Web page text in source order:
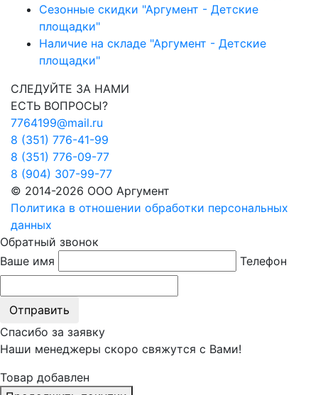
Сезонные скидки "Аргумент - Детские
площадки"
Наличие на складе "Аргумент - Детские
площадки"
СЛЕДУЙТЕ ЗА НАМИ
ЕСТЬ ВОПРОСЫ?
7764199@mail.ru
8 (351) 776-41-99
8 (351) 776-09-77
8 (904) 307-99-77
© 2014-2026 ООО Аргумент
Политика в отношении обработки персональных
данных
Обратный звонок
Ваше имя
Телефон
Отправить
Спасибо за заявку
Наши менеджеры скоро свяжутся с Вами!
Товар добавлен